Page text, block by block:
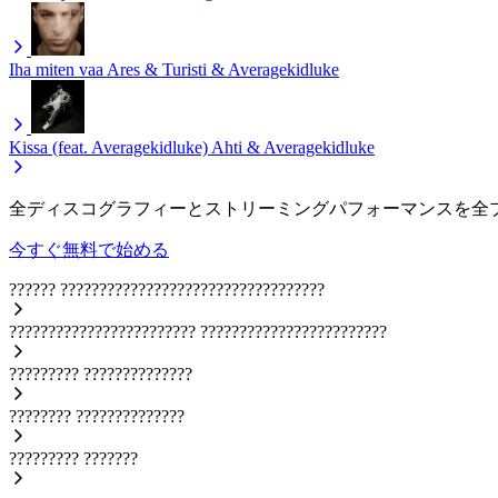
Iha miten vaa Ares & Turisti & Averagekidluke
Kissa (feat. Averagekidluke) Ahti & Averagekidluke
全ディスコグラフィーとストリーミングパフォーマンスを全
今すぐ無料で始める
?????? ??????????????????????????????????
???????????????????????? ????????????????????????
????????? ??????????????
???????? ??????????????
????????? ???????